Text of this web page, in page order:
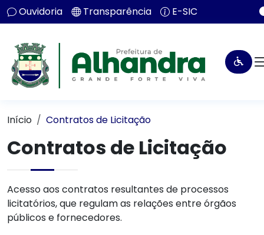
Ouvidoria Transparência E-SIC
Início Contratos de Licitação
Contratos de Licitação
Acesso aos contratos resultantes de processos
licitatórios, que regulam as relações entre órgãos
públicos e fornecedores.